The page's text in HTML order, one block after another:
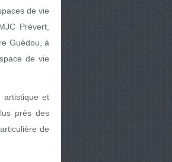
de vie
Prévert,
Guédou, à
de vie
artistique et
près des
de